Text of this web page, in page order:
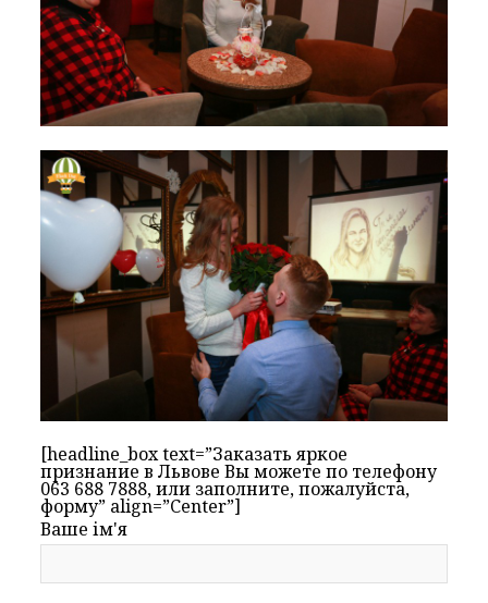
[headline_box text=”Заказать яркое
признание в Львове Вы можете по телефону
063 688 7888, или заполните, пожалуйста,
форму” align=”Center”]
Ваше ім'я